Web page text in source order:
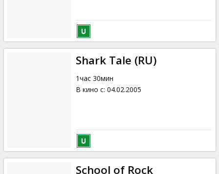
Shark Tale (RU)
1час 30мин
В кино с: 04.02.2005
School of Rock